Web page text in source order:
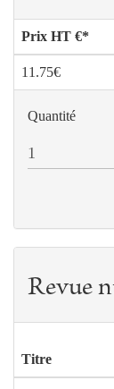
Prix HT €*
11.75€
Quantité
Revue
Titre